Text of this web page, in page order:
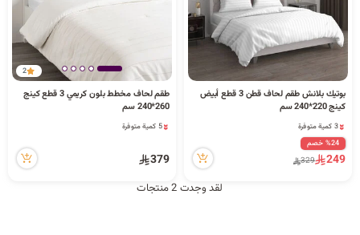
بوتيك بلانش طقم لحاف قطن 3 قطع أبيض
كينج 220*240 سم
3 كمية متوفرة
47 مشاهدة مؤخراً
3 كمية متوفرة
47 مشاهدة مؤخراً%24 خصم
249
329
2
طقم لحاف مخطط بلون كريمي 3 قطع كينج
260*240 سم
5 كمية متوفرة
84 مشاهدة مؤخراً
5 كمية متوفرة
379
لقد وجدت 2 منتجات